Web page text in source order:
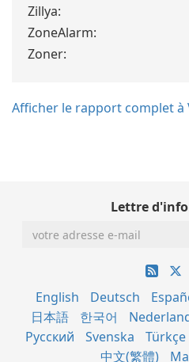
Zillya:
ZoneAlarm:
Zoner:
Afficher le rapport complet à
Lettre
English Deutsch
日本語
한국어
Русский
Svenska Türkçe
中文(繁體)